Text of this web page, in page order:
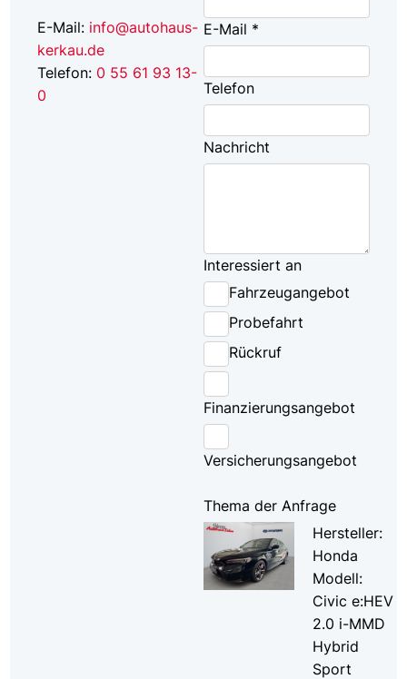
E-Mail: info@autohaus-
kerkau.de
Telefon: 0 55 61 93 13-
0
E-Mail *
Telefon
Nachricht
Interessiert an
Fahrzeugangebot
Probefahrt
Rückruf
Finanzierungsangebot
Versicherungsangebot
Thema der Anfrage
Hersteller:
Honda
Modell:
Civic e:HEV
2.0 i-MMD
Hybrid
Sport